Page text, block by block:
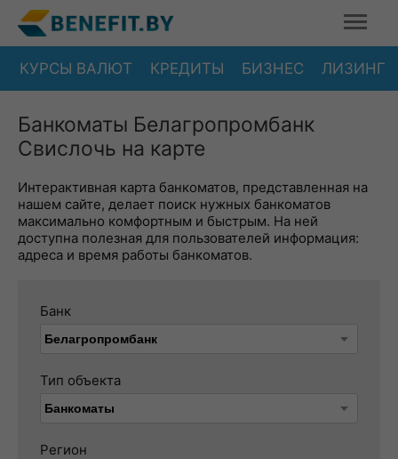
КУРСЫ ВАЛЮТ КРЕДИТЫ БИЗНЕС ЛИЗИНГ
Банкоматы Белагропромбанк
Свислочь на карте
Интерактивная карта банкоматов, представленная на
нашем сайте, делает поиск нужных банкоматов
максимально комфортным и быстрым. На ней
доступна полезная для пользователей информация:
адреса и время работы банкоматов.
Банк
Тип объекта
Регион